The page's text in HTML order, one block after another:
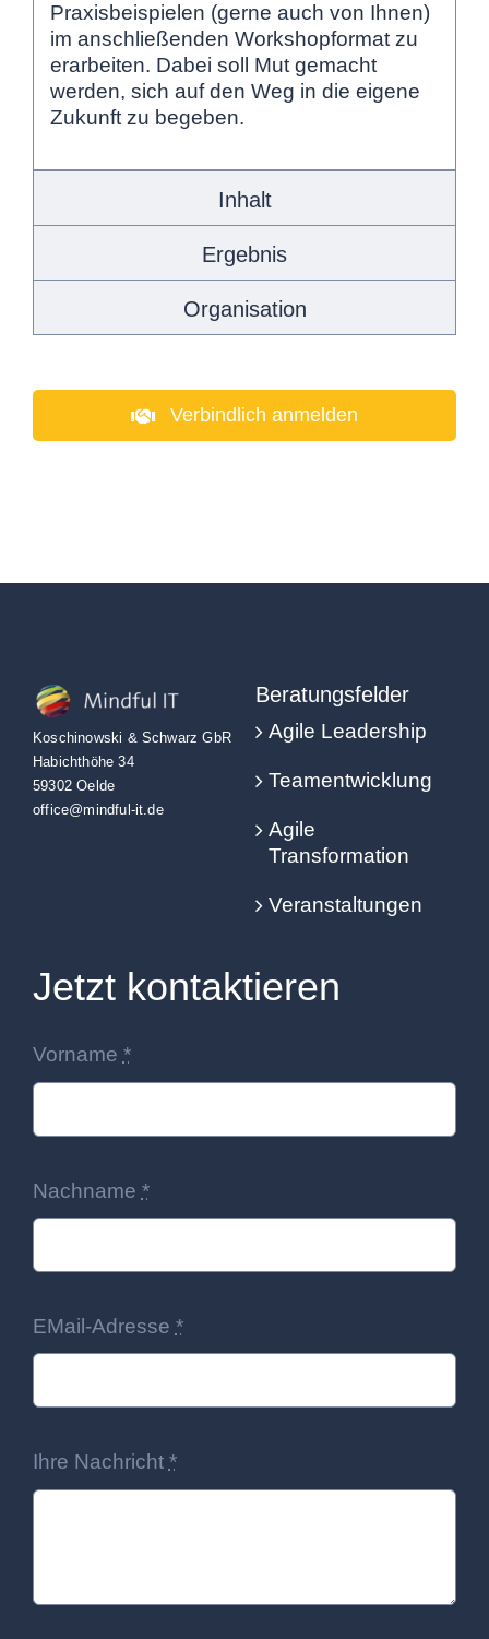
Praxisbeispielen (gerne auch von Ihnen)
im anschließenden Workshopformat zu
erarbeiten. Dabei soll Mut gemacht
werden, sich auf den Weg in die eigene
Zukunft zu begeben.
Inhalt
Ergebnis
Organisation
Verbindlich anmelden
Koschinowski & Schwarz GbR
Habichthöhe 34
59302 Oelde
office@mindful-it.de
Beratungsfelder
Agile Leadership
Teamentwicklung
Agile
Transformation
Veranstaltungen
Jetzt kontaktieren
Vorname *
Nachname *
EMail-Adresse *
Ihre Nachricht *